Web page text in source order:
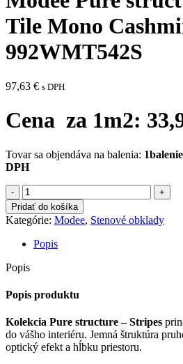
Tile Mono
992WMT542S
97,63 € s DPH
Cena za 1m2:
Tovar sa objendáva na balenia:
DPH
množstvo
Minerálny
stenový
obklad
Modee
Pure
structure
Tile
Mono
Cashmire
992WMT542S
Pridať do košíka
Kategórie: Modee, Stenové obklady
Popis
Popis
Popis produktu
Kolekcia Pure structure – Stripes
do vášho interiéru. Jemná štruktúra
optický efekt a hĺbku priestoru.